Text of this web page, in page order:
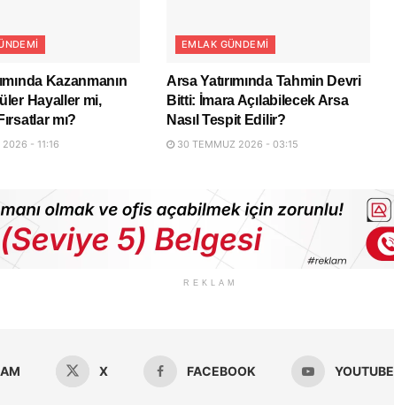
Kazanmanın
Hayaller mi,
mı?
2026 - 11:16
EMLAK GÜNDEMI
Arsa Yatırımında Tahmin Devri
Bitti: İmara Açılabilecek Arsa
Nasıl Tespit Edilir?
30 TEMMUZ 2026 - 03:15
REKLAM
X FACEBOOK YOUTUBE